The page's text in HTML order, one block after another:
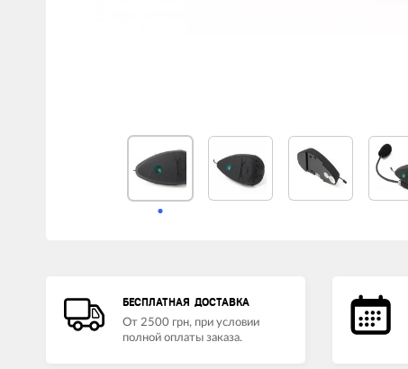
БЕСПЛАТНАЯ ДОСТАВКА
От 2500 грн, при условии
полной оплаты заказа.